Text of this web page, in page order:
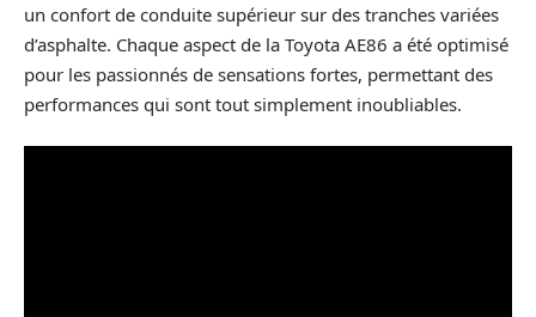
un confort de conduite supérieur sur des tranches variées
d’asphalte. Chaque aspect de la Toyota AE86 a été optimisé
pour les passionnés de sensations fortes, permettant des
performances qui sont tout simplement inoubliables.